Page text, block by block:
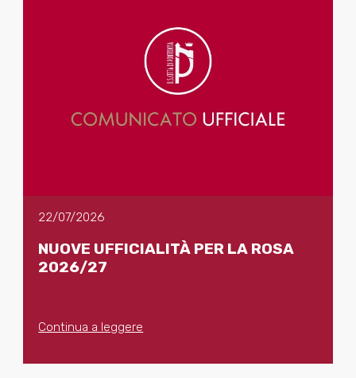
22/07/2026
NUOVE UFFICIALITÀ PER LA ROSA
2026/27
Continua a leggere